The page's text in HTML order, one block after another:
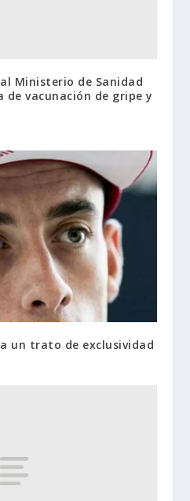
Ministerio de Sanidad
de vacunación de gripe y
un trato de exclusividad